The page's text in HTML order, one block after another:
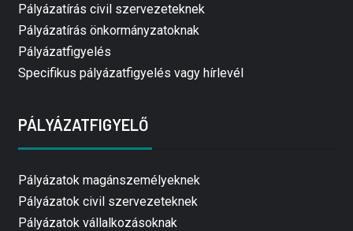
Pályázatírás civil szervezeteknek
Pályázatírás önkormányzatoknak
Pályázatfigyelés
Specifikus pályázatfigyelés vagy hírlevél
PÁLYÁZATFIGYELŐ
Pályázatok magánszemélyeknek
Pályázatok civil szervezeteknek
Pályázatok vállalkozásoknak